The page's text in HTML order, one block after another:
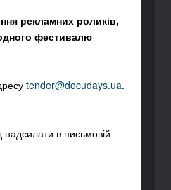
рекламних роликів,
фестивалю
tender@docudays.ua.
в письмовій